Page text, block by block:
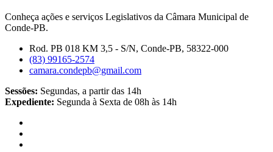
Conheça ações e serviços Legislativos da Câmara Municipal de
Conde-PB.
Rod. PB 018 KM 3,5 - S/N, Conde-PB, 58322-000
(83) 99165-2574
camara.condepb@gmail.com
Sessões: Segundas, a partir das 14h
Expediente: Segunda à Sexta de 08h às 14h